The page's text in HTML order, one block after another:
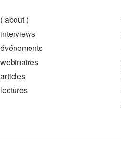
( about )
interviews
événements
webinaires
articles
lectures